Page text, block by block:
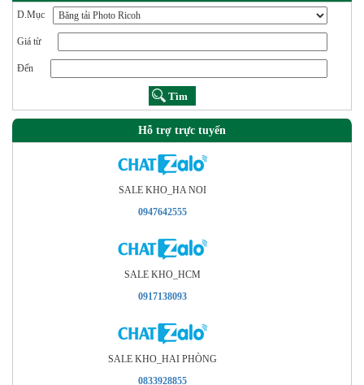
D.Mục
Giá từ
Đến
Hỗ trợ trực tuyến
SALE KHO_HA NOI
0947642555
SALE KHO_HCM
0917138093
SALE KHO_HAI PHÒNG
0833928855